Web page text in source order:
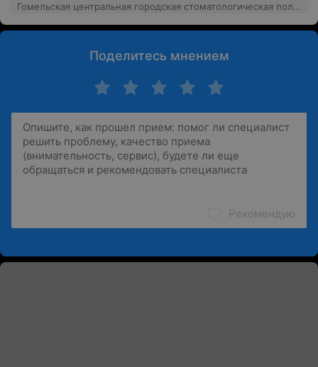
Гомельская центральная городская стоматологическая поликлиника, ул. Клермон-Ферран, 5
Поделитесь мнением
Рекомендую